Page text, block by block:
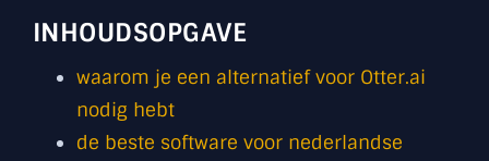
INHOUDSOPGAVE
waarom je een alternatief voor Otter.ai
nodig hebt
de beste software voor nederlandse